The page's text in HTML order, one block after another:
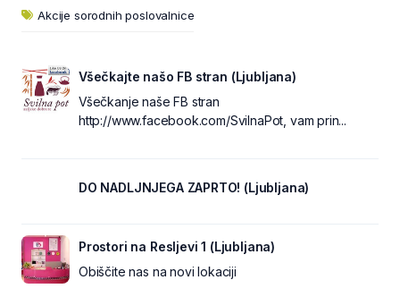
Akcije sorodnih poslovalnice
Všečkajte našo FB stran (Ljubljana)
Všečkanje naše FB stran
http://www.facebook.com/SvilnaPot, vam prin...
DO NADLJNJEGA ZAPRTO! (Ljubljana)
Prostori na Resljevi 1 (Ljubljana)
Obiščite nas na novi lokaciji